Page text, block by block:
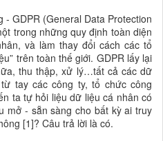
GDPR (General Data Protection
trong những quy định toàn diện
và làm thay đổi cách các tổ
trên toàn thế giới. GDPR lấy lại
thu thập, xử lý…tất cả các dữ
tay các công ty, tổ chức công
ta tự hỏi liệu dữ liệu cá nhân có
mở - sẵn sàng cho bất kỳ ai truy
[1]? Câu trả lời là có.